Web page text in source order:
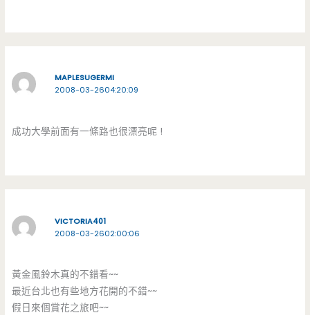
MAPLESUGERMI
2008-03-2604:20:09
成功大學前面有一條路也很漂亮呢 !
VICTORIA401
2008-03-2602:00:06
黃金風鈴木真的不錯看~~
最近台北也有些地方花開的不錯~~
假日來個賞花之旅吧~~